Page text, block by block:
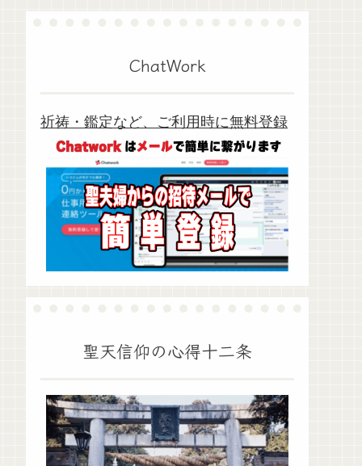
ChatWork
祈祷・鑑定など、ご利用時に無料登録
聖天信仰の心得十二条